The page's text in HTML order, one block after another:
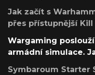
Jak začít s
přes přístupnější Kill
Wargaming
armádní simulace.
Symbaroum Starter